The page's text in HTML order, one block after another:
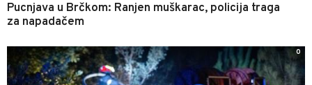
Pucnjava u Brčkom: Ranjen muškarac, policija traga
za napadačem
0